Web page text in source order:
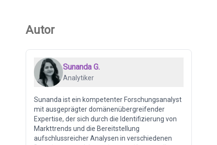
Autor
Sunanda G.
Analytiker
Sunanda ist ein kompetenter Forschungsanalyst
mit ausgeprägter domänenübergreifender
Expertise, der sich durch die Identifizierung von
Markttrends und die Bereitstellung
aufschlussreicher Analysen in verschiedenen